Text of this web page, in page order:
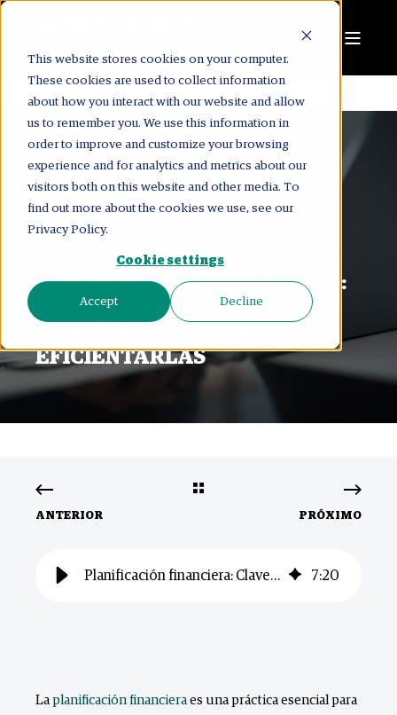
This website stores cookies on your computer.
These cookies are used to collect information
about how you interact with our website and allow
us to remember you. We use this information in
order to improve and customize your browsing
experience and for analytics and metrics about our
visitors both on this website and other media. To
find out more about the cookies we use, see our
Privacy Policy.
Cookie settings
Accept Decline
LONDON CONSULTING GROUP
PLANIFICACIÓN FINANCIERA:
CLAVES, IMPORTANCIA Y
EFICIENTARLAS
ANTERIOR PRÓXIMO
Planificación financiera: Claves, importancia y herramientas para eficientarlas 7:20
La planificación financiera es una práctica esencial para